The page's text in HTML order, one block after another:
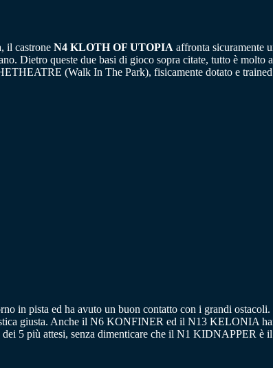
il castrone N4 KLOTH OF UTOPIA affronta sicuramente
Dietro queste due basi di gioco sopra citate, tutto è
(Walk In The Park), fisicamente dotato e
in pista ed ha avuto un buon contatto con i grandi
giusta. Anche il N6 KONFINER ed il N13 KELONIA
5 più attesi, senza dimenticare che il N1 KIDNAPPER è